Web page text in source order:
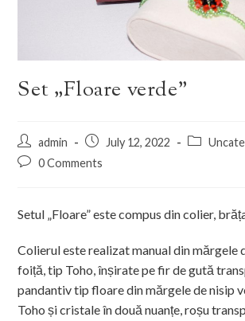
Set „Floare verde”
admin July 12, 2022
0 Comments
Setul „Floare” este compus din colier,
Colierul este realizat manual din mărgele
foiță, tip Toho, înșirate pe fir de gută
pandantiv tip floare din mărgele de nisip
Toho și cristale în două nuanțe, roșu